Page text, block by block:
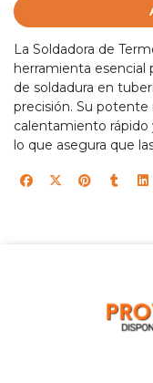
La Soldadora de
herramienta esencial
de soldadura en
precisión. Su
calentamiento rápido
lo que asegura que